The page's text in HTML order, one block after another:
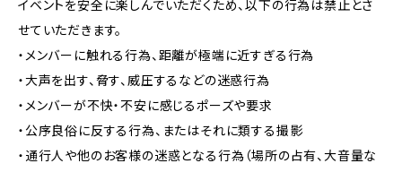
イベントを安全に楽しんでいただくため、以下の行為は禁止とさ
せていただきます。
・メンバーに触れる行為、距離が極端に近すぎる行為
・大声を出す、脅す、威圧するなどの迷惑行為
・メンバーが不快・不安に感じるポーズや要求
・公序良俗に反する行為、またはそれに類する撮影
・通行人や他のお客様の迷惑となる行為（場所の占有、大音量な